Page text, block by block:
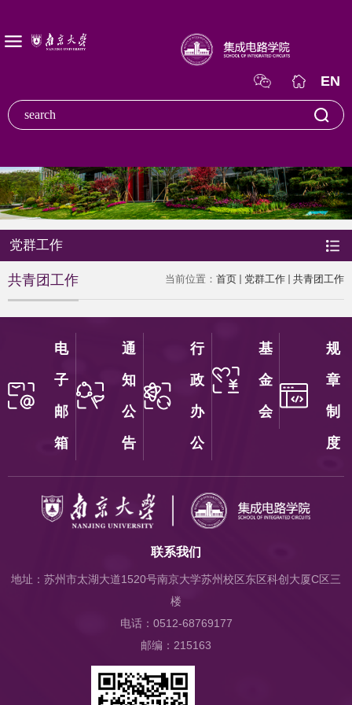
EN
党群工作
当前位置： 首页 党群工作 共青团工作
共青团工作
电
子
邮
箱
通
知
公
告
行
政
办
公
基
金
会
规
章
制
度
联系我们
地址：苏州市太湖大道1520号南京大学苏州校区东区科创大厦C区三
楼
电话：0512-68769177
邮编：215163